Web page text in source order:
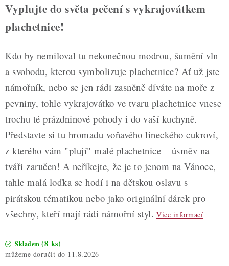
Hodnocení obchodu
Blog
Moje objednávka
Podmínky ochrany osobních údajů
Vyplujte do světa pečení s vykrajovátkem
plachetnice!
Kdo by nemiloval tu nekonečnou modrou, šumění vln
a svobodu, kterou symbolizuje plachetnice? Ať už jste
námořník, nebo se jen rádi zasněně díváte na moře z
pevniny, tohle vykrajovátko ve tvaru plachetnice vnese
trochu té prázdninové pohody i do vaší kuchyně.
Představte si tu hromadu voňavého lineckého cukroví,
z kterého vám "plují" malé plachetnice – úsměv na
tváři zaručen! A neříkejte, že je to jenom na Vánoce,
tahle malá loďka se hodí i na dětskou oslavu s
pirátskou tématikou nebo jako originální dárek pro
všechny, kteří mají rádi námořní styl. Více informací
Skladem (8 ks)
11.8.2026